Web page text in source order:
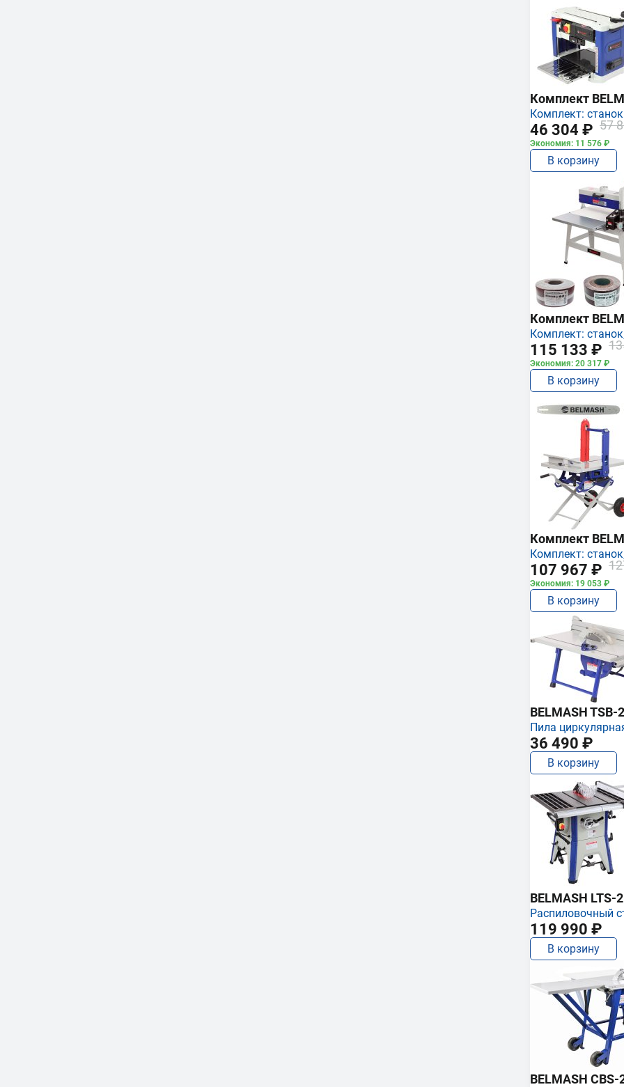
Комплект
Комплект:
46 304 ₽ 57
Экономия: 11 576 ₽
В корзину
Комплект
Комплект:
115 133 ₽
Экономия: 20 317 ₽
В корзину
Комплект
Комплект:
107 967 ₽
Экономия: 19 053 ₽
В корзину
BELMASH TSB-
Пила
36 490 ₽
В корзину
BELMASH LTS-
Распиловочный
119 990 ₽
В корзину
BELMASH CBS-